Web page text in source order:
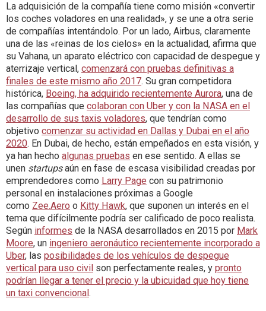
La adquisición de la compañía tiene como misión «convertir
los coches voladores en una realidad», y se une a otra serie
de compañías intentándolo. Por un lado, Airbus, claramente
una de las «reinas de los cielos» en la actualidad, afirma que
su Vahana, un aparato eléctrico con capacidad de despegue y
aterrizaje vertical, comenzará con pruebas definitivas a
finales de este mismo año 2017. Su gran competidora
histórica, Boeing, ha adquirido recientemente Aurora, una de
las compañías que colaboran con Uber y con la NASA en el
desarrollo de sus taxis voladores, que tendrían como
objetivo comenzar su actividad en Dallas y Dubai en el año
2020. En Dubai, de hecho, están empeñados en esta visión, y
ya han hecho algunas pruebas en ese sentido. A ellas se
unen startupsaún en fase de escasa visibilidad creadas por
emprendedores como Larry Page con su patrimonio
personal en instalaciones próximas a Google
como Zee.Aero o Kitty Hawk, que suponen un interés en el
tema que difícilmente podría ser calificado de poco realista.
Según informes de la NASA desarrollados en 2015 por Mark
Moore, un ingeniero aeronáutico recientemente incorporado a
Uber, las posibilidades de los vehículos de despegue
vertical para uso civil son perfectamente reales, y pronto
podrían llegar a tener el precio y la ubicuidad que hoy tiene
un taxi convencional .